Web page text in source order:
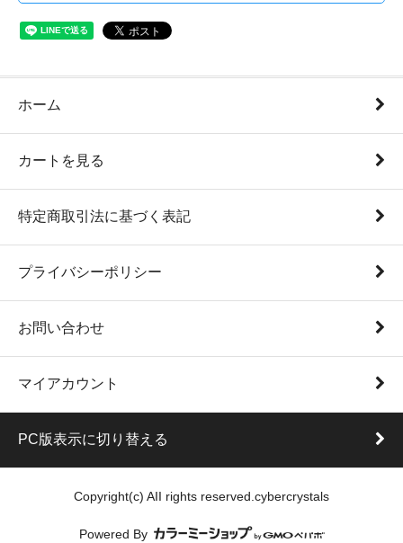
ホーム
カートを見る
特定商取引法に基づく表記
プライバシーポリシー
お問い合わせ
マイアカウント
PC版表示に切り替える
Copyright(c) AII rights reserved.cybercrystals
Powered By